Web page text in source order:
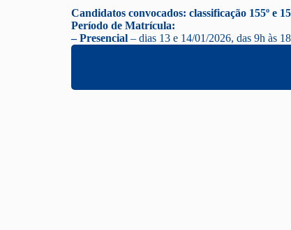
Candidatos convocados: classificação 155º e
Período de Matrícula:
– Presencial – dias 13 e 14/01/2026, das 9h às